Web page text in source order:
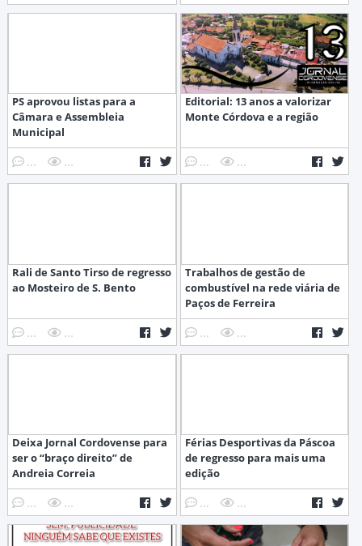
PS aprovou listas para a
Câmara e Assembleia
Municipal
... ...
Editorial: 13 anos a valorizar
Monte Córdova e a região
... ...
Rali de Santo Tirso de regresso
ao Mosteiro de S. Bento
... ...
Trabalhos de gestão de
combustível na rede viária de
Paços de Ferreira
... ...
Deixa Jornal Cordovense para
ser o “braço direito” de
Andreia Correia
... ...
Férias Desportivas da Páscoa
de regresso para mais uma
edição
... ...